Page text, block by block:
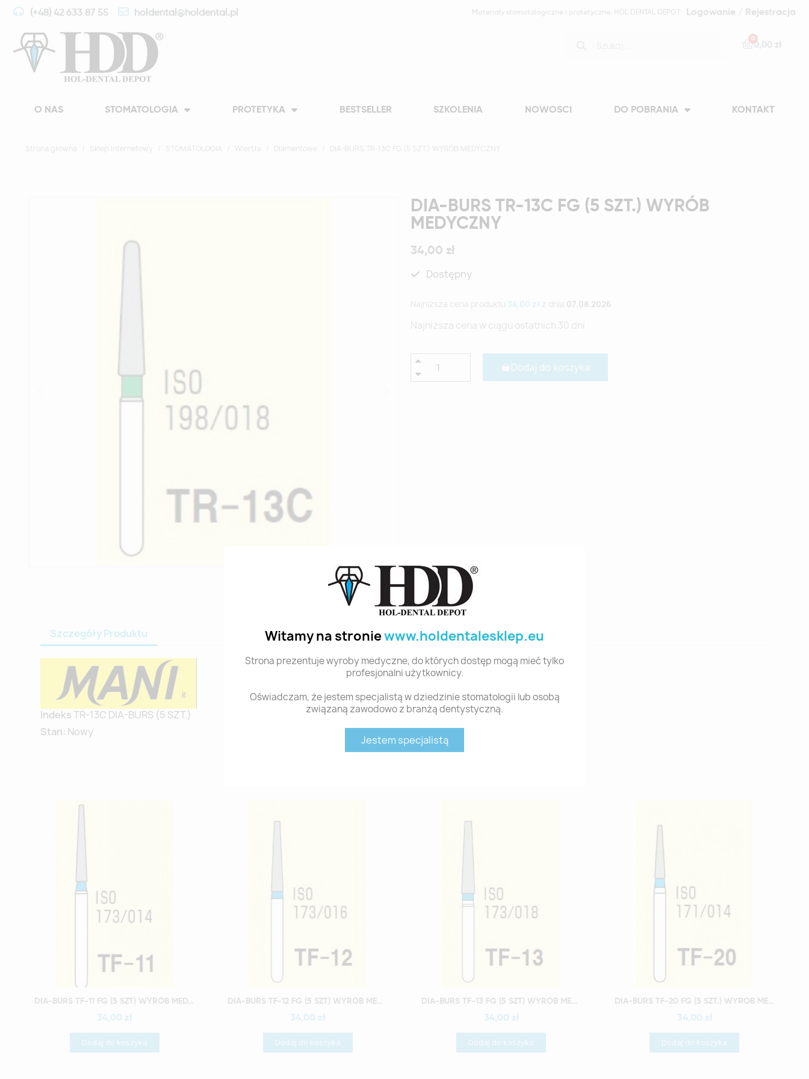
Witamy na stroniewww.holdentalesklep.eu
Strona prezentuje wyroby medyczne, do których dostęp mogą mieć tylko
profesjonalni użytkownicy.
Oświadczam, że jestem specjalistą w dziedzinie stomatologii lub osobą
związaną zawodowo z branżą dentystyczną.
Jestem specjalistą
(+48) 42 633 87 55 holdental@holdental.pl Materiały stomatologiczne i protetyczne: HOL DENTAL DEPOT Logowanie / Rejestracja
0,00 zł
O NAS STOMATOLOGIA PROTETYKA BESTSELLER SZKOLENIA NOWOSCI DO POBRANIA KONTAKT
Strona główna Sklep Internetowy STOMATOLOGIA Wiertła Diamentowe DIA-BURS TR-13C FG (5 SZT.) WYRÓB MEDYCZNY
DIA-BURS TR-13C FG (5 SZT.) WYRÓB
MEDYCZNY
34,00 zł
Dostępny
Najniższa cena produktu 34,00 zł z dnia 07.08.2026
Najniższa cena w ciągu ostatnich 30 dni
Dodaj do koszyka
Szczegóły Produktu
IndeksTR-13C DIA-BURS (5 SZT.)
Stan: Nowy
Szybki podgląd DIA-BURS TF-11 FG (5 SZT) WYRÓB MEDYCZNY
34,00 zł
Dodaj do koszyka
Szybki podgląd DIA-BURS TF-12 FG (5 SZT) WYRÓB MEDYCZNY
34,00 zł
Dodaj do koszyka
Szybki podgląd DIA-BURS TF-13 FG (5 SZT) WYRÓB MEDYCZNY
34,00 zł
Dodaj do koszyka
Szybki podgląd DIA-BURS TF-20 FG (5 SZT.) WYRÓB MEDYCZNY
34,00 zł
Dodaj do koszyka